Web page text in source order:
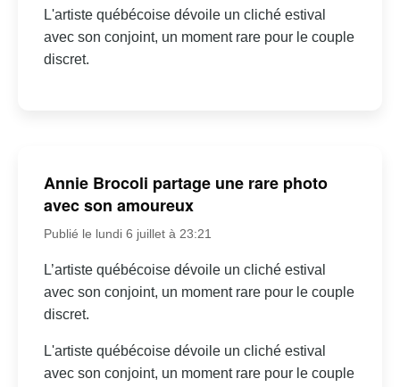
L'artiste québécoise dévoile un cliché estival
avec son conjoint, un moment rare pour le couple
discret.
Annie Brocoli partage une rare photo
avec son amoureux
Publié le lundi 6 juillet à 23:21
L’artiste québécoise dévoile un cliché estival
avec son conjoint, un moment rare pour le couple
discret.
L'artiste québécoise dévoile un cliché estival
avec son conjoint, un moment rare pour le couple